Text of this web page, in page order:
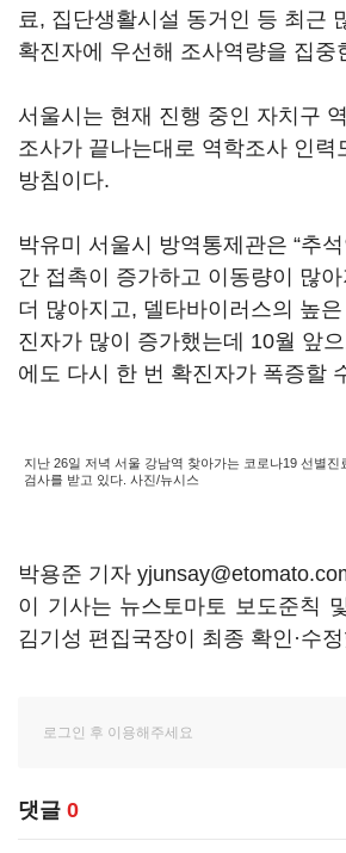
료, 집단생활시설 동거인 등 최근
확진자에 우선해 조사역량을 집중
서울시는 현재 진행 중인 자치구
조사가 끝나는대로 역학조사 인력
방침이다.
박유미 서울시 방역통제관은 “추
간 접촉이 증가하고 이동량이 많
더 많아지고, 델타바이러스의 높
진자가 많이 증가했는데 10월 앞
에도 다시 한 번 확진자가 폭증할
지난 26일 저녁 서울 강남역 찾아가는 코로나19 선별
검사를 받고 있다. 사진/뉴시스
박용준 기자
이 기사는 뉴스토마토 보도준칙
김기성 편집국장이 최종 확인·수
댓글 0